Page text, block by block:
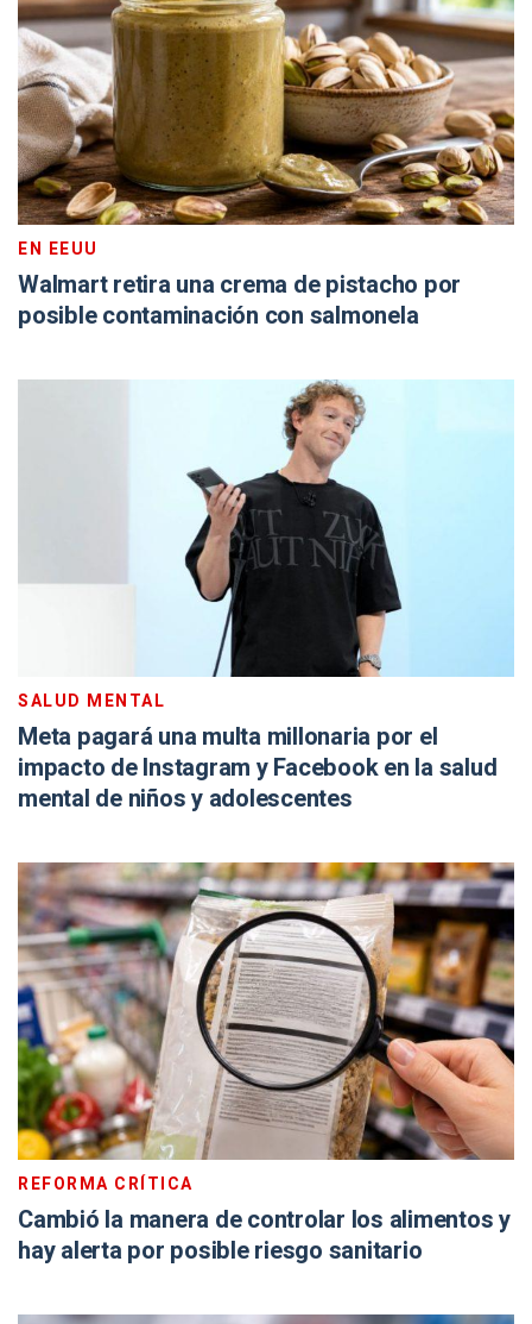
EN EEUU
Walmart retira una crema de pistacho por
posible contaminación con salmonela
SALUD MENTAL
Meta pagará una multa millonaria por el
impacto de Instagram y Facebook en la salud
mental de niños y adolescentes
REFORMA CRÍTICA
Cambió la manera de controlar los alimentos y
hay alerta por posible riesgo sanitario